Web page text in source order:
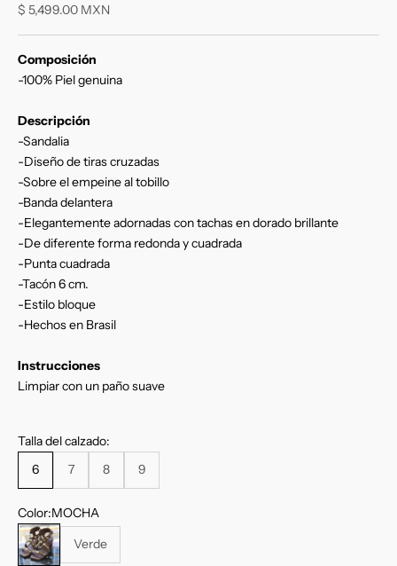
Precio de oferta
$ 5,499.00 MXN
Composición
-100% Piel genuina
Descripción
-Sandalia
-Diseño de tiras cruzadas
-Sobre el empeine al tobillo
-Banda delantera
-Elegantemente adornadas con tachas en dorado brillante
-De diferente forma redonda y cuadrada
-Punta cuadrada
-Tacón 6 cm.
-Estilo bloque
-Hechos en Brasil
Instrucciones
Limpiar con un paño suave
Talla del calzado:
6
7 8 9
Color:MOCHA
MOCHA
Verde